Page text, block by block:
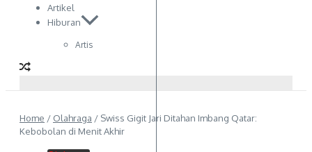
Artikel
Hiburan
Artis
Home / Olahraga / Swiss Gigit Jari Ditahan Imbang Qatar:
Kebobolan di Menit Akhir